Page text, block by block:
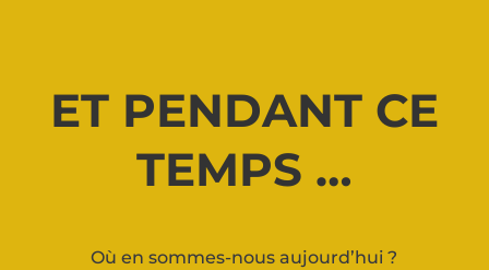
ET PENDANT CE
TEMPS …
Où en sommes-nous aujourd’hui ?